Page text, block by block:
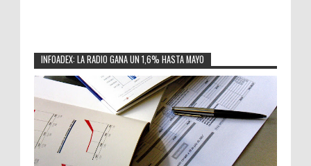
INFOADEX: LA RADIO GANA UN 1,6% HASTA MAYO